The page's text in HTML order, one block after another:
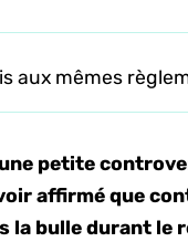
aux mêmes
petite
affirmé que
la bulle durant le